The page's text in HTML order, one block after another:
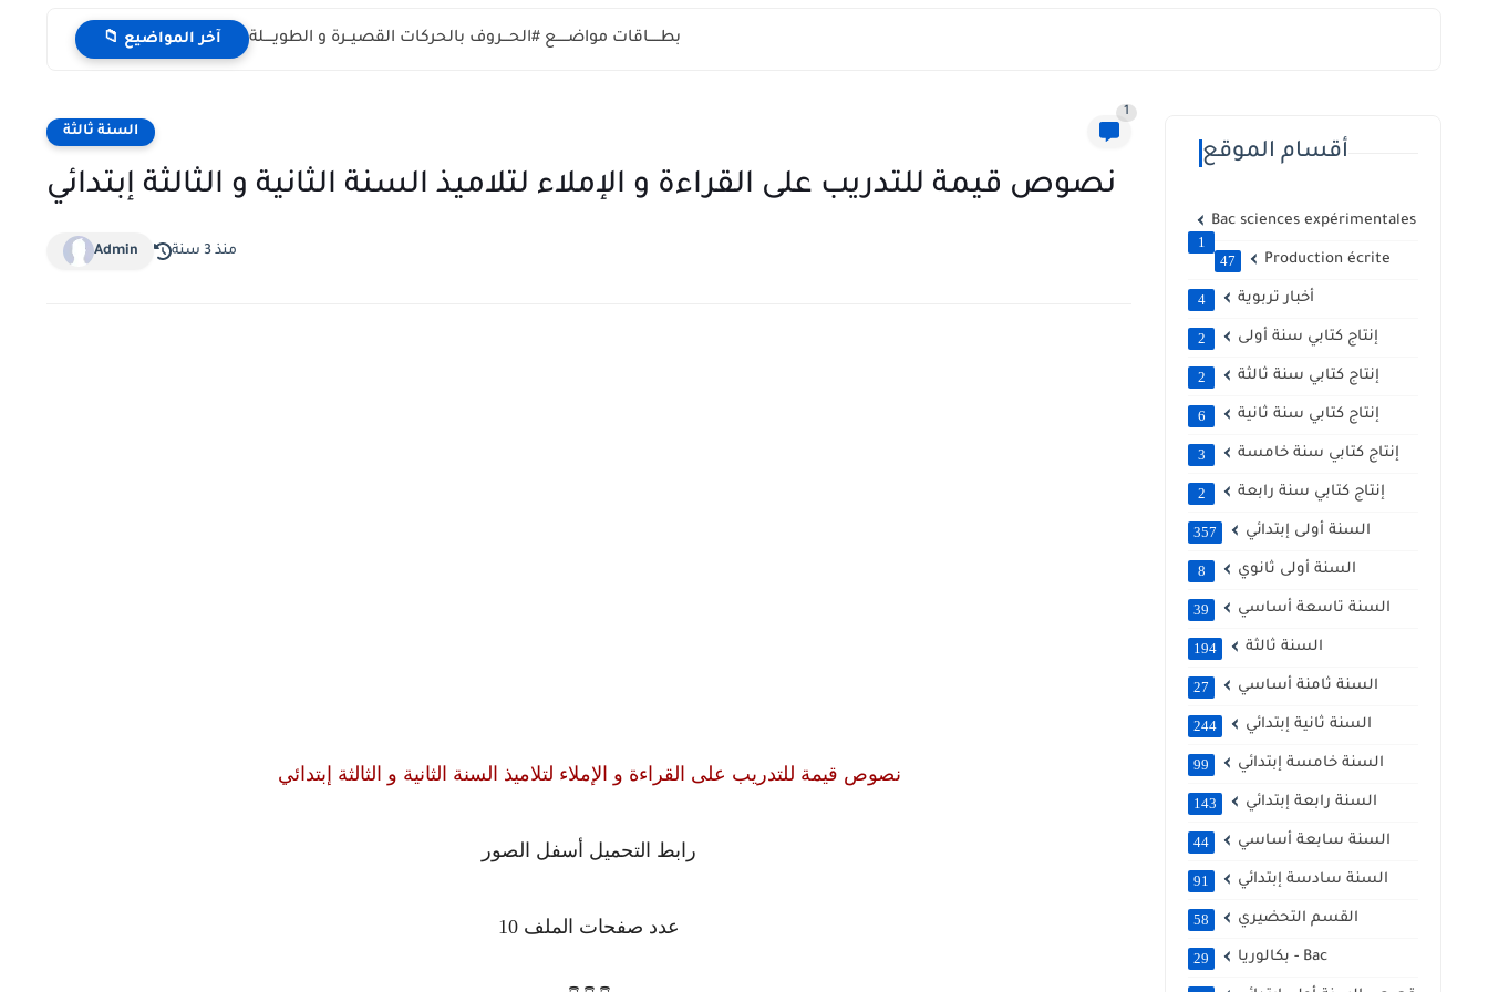
📁 آخر المواضيع بطـــــاقات مواضـــــع #الحـــروف بالحركات القصيــرة و الطويــــلة
السنة ثالثة
1
نصوص قيمة للتدريب على القراءة و الإملاء لتلاميذ السنة الثانية و الثالثة إبتدائي
Admin منذ 3 سنة
نصوص قيمة للتدريب على القراءة و الإملاء لتلاميذ السنة الثانية و الثالثة إبتدائي
رابط التحميل أسفل الصور
عدد صفحات الملف 10
أقسام الموقع
Bac sciences expérimentales
1
Production écrite
47
أخبار تربوية 4
إنتاج كتابي سنة أولى 2
إنتاج كتابي سنة ثالثة 2
إنتاج كتابي سنة ثانية 6
إنتاج كتابي سنة خامسة 3
إنتاج كتابي سنة رابعة 2
السنة أولى إبتدائي 357
السنة أولى ثانوي 8
السنة تاسعة أساسي 39
السنة ثالثة 194
السنة ثامنة أساسي 27
السنة ثانية إبتدائي 244
السنة خامسة إبتدائي 99
السنة رابعة إبتدائي 143
السنة سابعة أساسي 44
السنة سادسة إبتدائي 91
القسم التحضيري 58
بكالوريا - Bac 29